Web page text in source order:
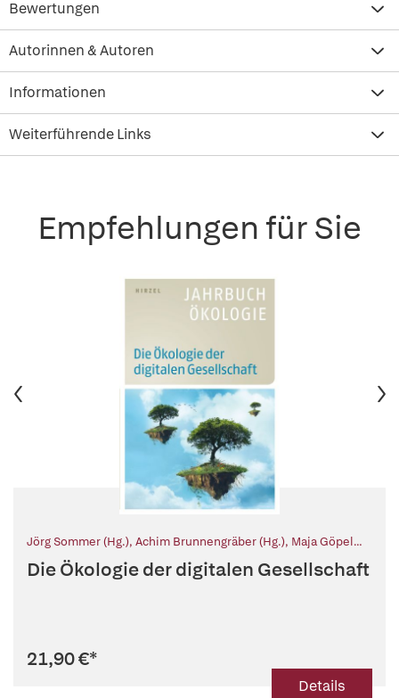
Bewertungen
Autorinnen & Autoren
Informationen
Weiterführende Links
Empfehlungen für Sie
Jörg Sommer (Hg.), Achim Brunnengräber (Hg.), Maja Göpel
Pierre Ibisch (Hg.)
Loske (Hg.),Michael Müller (Hg.),Ernst Ulrich von Weizsäcker
Die Ökologie der digitalen Gesellschaft
21,90 €*
Details